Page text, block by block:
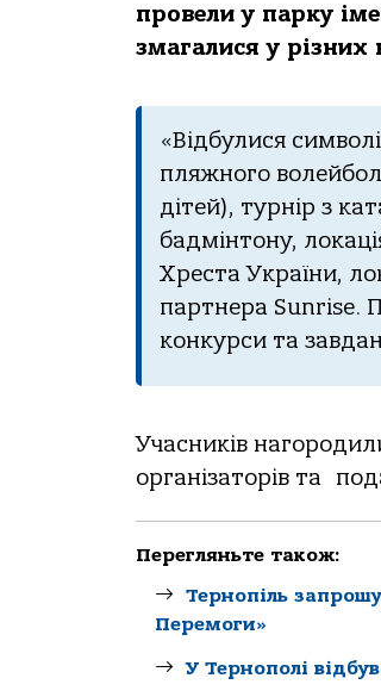
провели у парку
змагалися у різних
«Відбулися
пляжного
дітей), турнір з
бадмінтону,
Хреста України,
партнера Sunrise.
конкурси та
Учасників
організаторів та
Перегляньте також:
Тернопіль
Перемоги»
У Тернополі